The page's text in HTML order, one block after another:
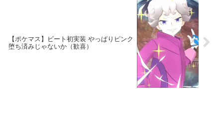
【ポケマス】ビート初実装 やっぱりピンク
堕ち済みじゃないか（歓喜）